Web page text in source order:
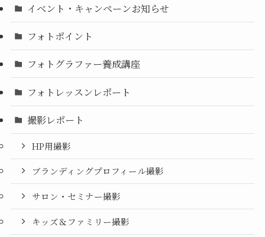
イベント・キャンペーンお知らせ
フォトポイント
フォトグラファー養成講座
フォトレッスンレポート
撮影レポート
HP用撮影
ブランディングプロフィール撮影
サロン・セミナー撮影
キッズ＆ファミリー撮影